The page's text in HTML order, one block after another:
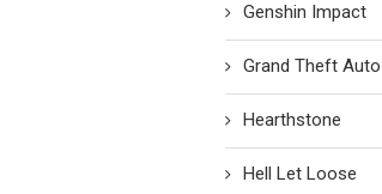
Genshin Impact
Grand Theft Auto
Hearthstone
Hell Let Loose